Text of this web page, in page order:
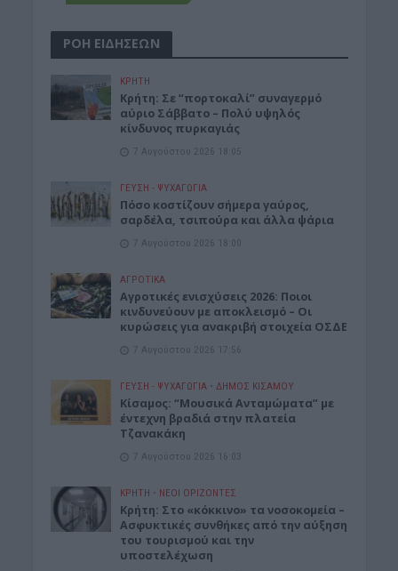
ΡΟΗ ΕΙΔΗΣΕΩΝ
ΚΡΗΤΗ
Κρήτη: Σε “πορτοκαλί” συναγερμό
αύριο Σάββατο – Πολύ υψηλός
κίνδυνος πυρκαγιάς
7 Αυγούστου 2026 18:05
ΓΕΎΣΗ - ΨΥΧΑΓΩΓΊΑ
Πόσο κοστίζουν σήμερα γαύρος,
σαρδέλα, τσιπούρα και άλλα ψάρια
7 Αυγούστου 2026 18:00
ΑΓΡΟΤΙΚΑ
Αγροτικές ενισχύσεις 2026: Ποιοι
κινδυνεύουν με αποκλεισμό – Οι
κυρώσεις για ανακριβή στοιχεία ΟΣΔΕ
7 Αυγούστου 2026 17:56
ΓΕΎΣΗ - ΨΥΧΑΓΩΓΊΑ • ΔΉΜΟΣ ΚΙΣΆΜΟΥ
Κίσαμος: “Μουσικά Ανταμώματα” με
έντεχνη βραδιά στην πλατεία
Τζανακάκη
7 Αυγούστου 2026 16:03
ΚΡΗΤΗ • ΝΕΟΙ ΟΡΙΖΟΝΤΕΣ
Κρήτη: Στο «κόκκινο» τα νοσοκομεία –
Ασφυκτικές συνθήκες από την αύξηση
του τουρισμού και την
υποστελέχωση